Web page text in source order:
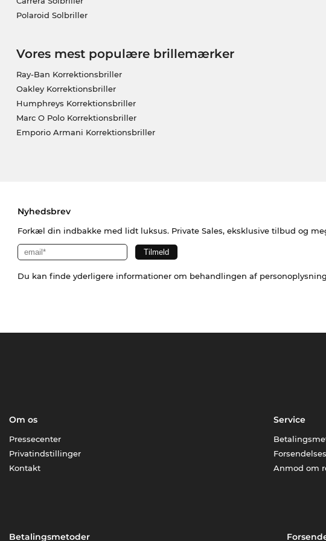
Polaroid Solbriller
Vores mest populære brillemærker
Ray-Ban Korrektionsbriller
Oakley Korrektionsbriller
Humphreys Korrektionsbriller
Marc O Polo Korrektionsbriller
Emporio Armani Korrektionsbriller
Nyhedsbrev
Forkæl din indbakke med lidt luksus. Private Sales, eksklusive tilbud og
Du kan finde yderligere informationer om behandlingen af
Om os
Pressecenter
Privatindstillinger
Kontakt
Service
Anmod om
Betalingsmetoder